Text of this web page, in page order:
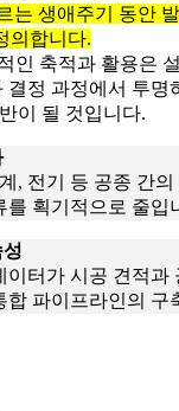
는 생애주기 동안
의합니다.
인 축적과 활용은
결정 과정에서 투명
이 될 것입니다.
, 전기 등 공종 간
를 획기적으로 줄입
이터가 시공 견적과
합 파이프라인의 구